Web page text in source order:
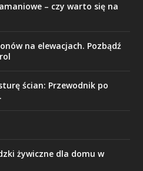
– czy warto się na
na elewacjach. Pozbądź
ścian: Przewodnik po
żywiczne dla domu w